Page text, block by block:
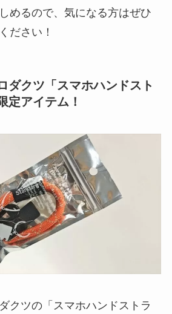
めるので、気になる方はぜひ
ださい！
ダクツ「スマホハンドスト
定アイテム！
クツの「スマホハンドストラ